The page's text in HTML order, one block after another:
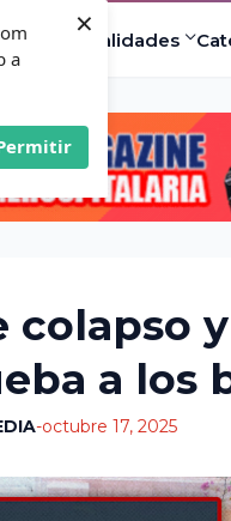
a
×
Especialidades
colapso
a los
-octubre 17, 2025